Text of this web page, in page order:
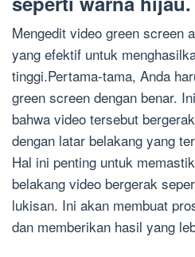
Mengedit video green screen
yang efektif untuk
tinggi.Pertama-tama, Anda
green screen dengan benar.
bahwa video tersebut
dengan latar belakang yang
Hal ini penting untuk
belakang video bergerak
lukisan. Ini akan membuat
dan memberikan hasil yang